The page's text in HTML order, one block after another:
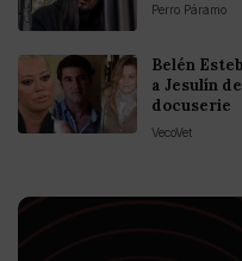
Perro Páramo
Belén
a Jesulín
docuserie
VecoVet